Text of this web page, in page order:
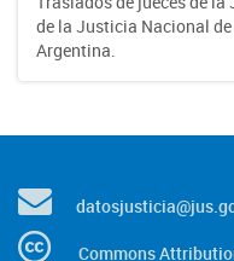
de la Justicia Nacional
Argentina.
Commons